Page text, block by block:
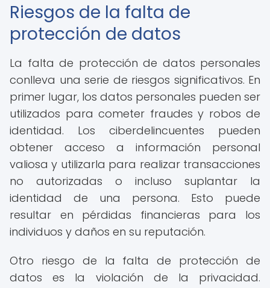
Riesgos de la falta de
protección de datos
La falta de protección de datos personales
conlleva una serie de riesgos significativos. En
primer lugar, los datos personales pueden ser
utilizados para cometer fraudes y robos de
identidad. Los ciberdelincuentes pueden
obtener acceso a información personal
valiosa y utilizarla para realizar transacciones
no autorizadas o incluso suplantar la
identidad de una persona. Esto puede
resultar en pérdidas financieras para los
individuos y daños en su reputación.
Otro riesgo de la falta de protección de
datos es la violación de la privacidad.